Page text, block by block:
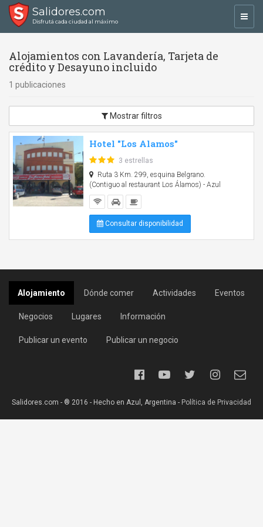
Salidores.com
Disfrutá cada ciudad al máximo
Alojamientos con Lavandería, Tarjeta de
crédito y Desayuno incluido
1 publicaciones
Mostrar filtros
Hotel "Los Alamos"
3 estrellas
Ruta 3 Km. 299, esquina Belgrano.
(Contiguo al restaurant Los Álamos) - Azul
Consultar disponibilidad
Alojamiento Dónde comer Actividades Eventos
Negocios Lugares Información
Publicar un evento Publicar un negocio
Salidores.com - ® 2016 - Hecho en Azul, Argentina - Política de Privacidad